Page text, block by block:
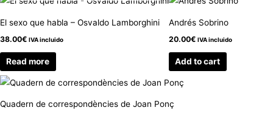
El sexo que habla – Osvaldo Lamborghini
38.00€ IVA incluido
Read more
Andrés Sobrino
20.00€ IVA incluido
Add to cart
Quadern de correspondències de Joan Ponç